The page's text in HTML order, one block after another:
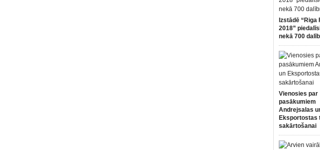
Izstādē “Riga
2018”
nekā 700
Vienosies par
pasākumiem
Andrejsalas
Eksportostas
sakārtošanai